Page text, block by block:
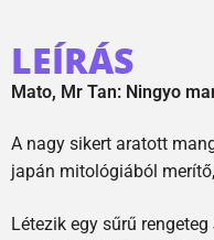
LEÍRÁS
Mato, Mr Tan: Ningyo
A nagy sikert aratott
japán mitológiából
Létezik egy sűrű